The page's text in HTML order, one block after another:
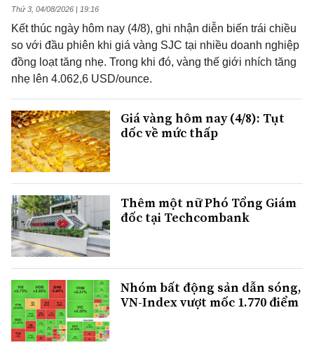
Thứ 3, 04/08/2026 | 19:16
Kết thúc ngày hôm nay (4/8), ghi nhận diễn biến trái chiều
so với đầu phiên khi giá vàng SJC tại nhiều doanh nghiệp
đồng loạt tăng nhẹ. Trong khi đó, vàng thế giới nhích tăng
nhẹ lên 4.062,6 USD/ounce.
Giá vàng hôm nay (4/8): Tụt
dốc về mức thấp
Thêm một nữ Phó Tổng Giám
đốc tại Techcombank
Nhóm bất động sản dẫn sóng,
VN-Index vượt mốc 1.770 điểm